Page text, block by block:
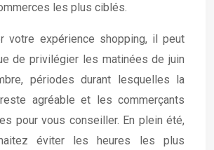
les plus ciblés.
votre expérience shopping, il peut
de privilégier les matinées de juin
périodes durant lesquelles la
agréable et les commerçants
pour vous conseiller. En plein été,
éviter les heures les plus